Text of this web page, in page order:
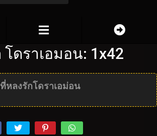
โดราเอมอน: 1x42
หลงรักโดราเอม่อน